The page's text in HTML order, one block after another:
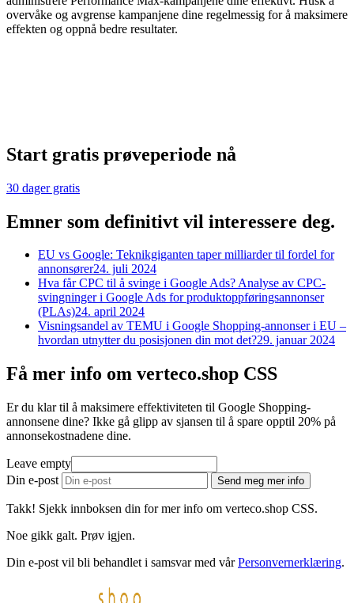
overvåke og avgrense kampanjene dine regelmessig for å maksimere
effekten og oppnå bedre resultater.
Start gratis prøveperiode nå
30 dager gratis
Emner som definitivt vil interessere deg.
EU vs Google: Teknikgiganten taper milliarder til fordel for
annonsører24. juli 2024
Hva får CPC til å svinge i Google Ads? Analyse av CPC-
svingninger i Google Ads for produktoppføringsannonser
(PLAs)24. april 2024
Visningsandel av TEMU i Google Shopping-annonser i EU –
hvordan utnytter du posisjonen din mot det?29. januar 2024
Få mer info om verteco.shop CSS
Er du klar til å maksimere effektiviteten til Google Shopping-
annonsene dine? Ikke gå glipp av sjansen til å spare opptil 20% på
annonsekostnadene dine.
Leave empty
Din e-post
Send meg mer info
Takk! Sjekk innboksen din for mer info om verteco.shop CSS.
Noe gikk galt. Prøv igjen.
Din e-post vil bli behandlet i samsvar med vårPersonvernerklæring.